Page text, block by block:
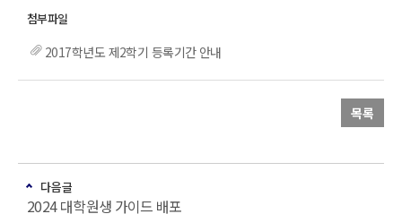
2017학년도 제2학기 등록기간 안내
목록
다음글
2024 대학원생 가이드 배포